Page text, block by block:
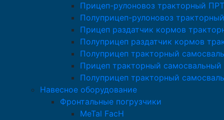
Прицеп-рулоновоз тракторный
Полуприцеп-рулоновоз
Прицеп раздатчик кормов
Полуприцеп раздатчик кормов
Полуприцеп тракторный
Прицеп тракторный
Полуприцеп тракторный
Навесное оборудование
Фронтальные погрузчики
MeTal FacH